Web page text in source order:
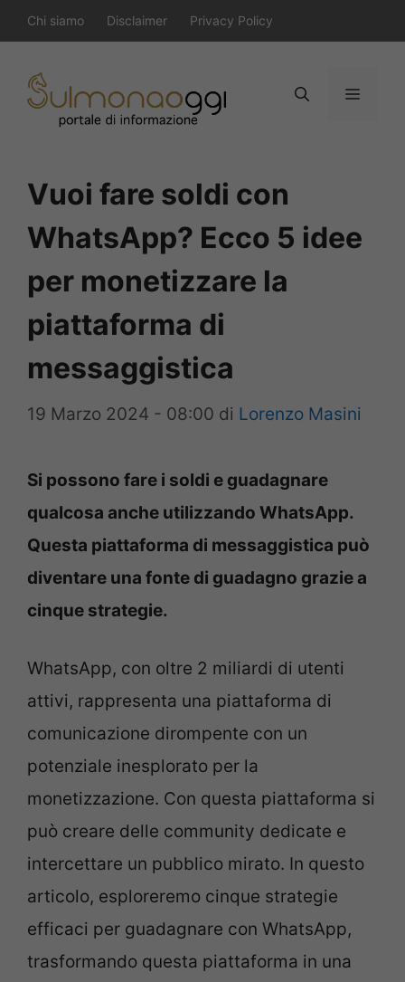
al
contenuto
Chi siamo Disclaimer Privacy Policy
Menu
Vuoi fare soldi con
WhatsApp? Ecco 5 idee
per monetizzare la
piattaforma di
messaggistica
19 Marzo 2024 - 08:00 di Lorenzo Masini
Si possono fare i soldi e guadagnare
qualcosa anche utilizzando WhatsApp.
Questa piattaforma di messaggistica può
diventare una fonte di guadagno grazie a
cinque strategie.
WhatsApp, con oltre 2 miliardi di utenti
attivi, rappresenta una piattaforma di
comunicazione dirompente con un
potenziale inesplorato per la
monetizzazione. Con questa piattaforma si
può creare delle community dedicate e
intercettare un pubblico mirato. In questo
articolo, esploreremo cinque strategie
efficaci per guadagnare con WhatsApp,
trasformando questa piattaforma in una